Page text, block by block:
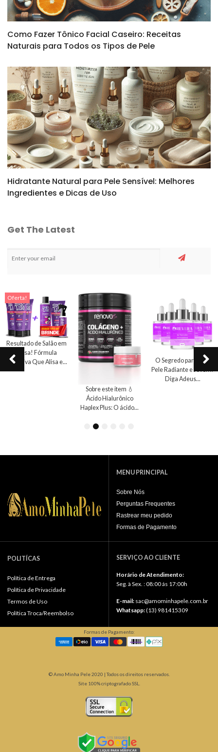
Como Fazer Tônico Facial Caseiro: Receitas
Naturais para Todos os Tipos de Pele
Hidratante Natural para Pele Sensível: Melhores
Ingredientes e Dicas de Uso
Get The Latest
Oferta!
Resultado de Salão em
Casa! Fórmula
Exclusiva Que Alisa e...
Sobre este item 💧
Ácido Hialurônico
Haplex Plus: O ácido...
O Segredo para uma
Pele Radiante e Jovem!
Diga Adeus...
5
MENU PRINCIPAL
Sobre Nós
Perguntas Frequentes
Rastrear meu pedido
Formas de Pagamento
POLITÍCAS
Política de Entrega
Política de Privacidade
Termos de Uso
Política Troca/Reembolso
SERVIÇO AO CLIENTE
Horário de Atendimento:
Seg. à Sex. : 08:00 ás 17:00h
E-mail: sac@amominhapele.com.br
Whatsapp:(13) 981415309
Formas de Pagamento:
© Amo Minha Pele 2020 | Todos os direitos reservados.
Site 100% criptografado SSL.